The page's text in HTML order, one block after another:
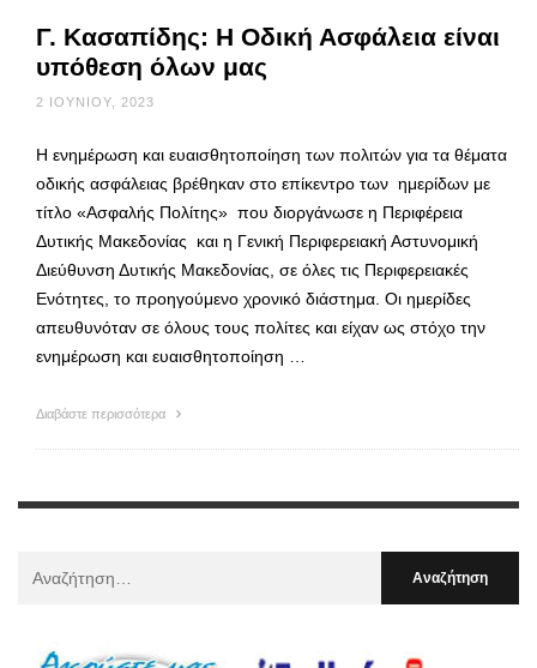
Γ. Κασαπίδης: Η Οδική Ασφάλεια είναι
υπόθεση όλων μας
2 ΙΟΥΝΊΟΥ, 2023
Η ενημέρωση και ευαισθητοποίηση των πολιτών για τα θέματα
οδικής ασφάλειας βρέθηκαν στο επίκεντρο των ημερίδων με
τίτλο «Ασφαλής Πολίτης» που διοργάνωσε η Περιφέρεια
Δυτικής Μακεδονίας και η Γενική Περιφερειακή Αστυνομική
Διεύθυνση Δυτικής Μακεδονίας, σε όλες τις Περιφερειακές
Ενότητες, το προηγούμενο χρονικό διάστημα. Οι ημερίδες
απευθυνόταν σε όλους τους πολίτες και είχαν ως στόχο την
ενημέρωση και ευαισθητοποίηση …
Διαβάστε περισσότερα